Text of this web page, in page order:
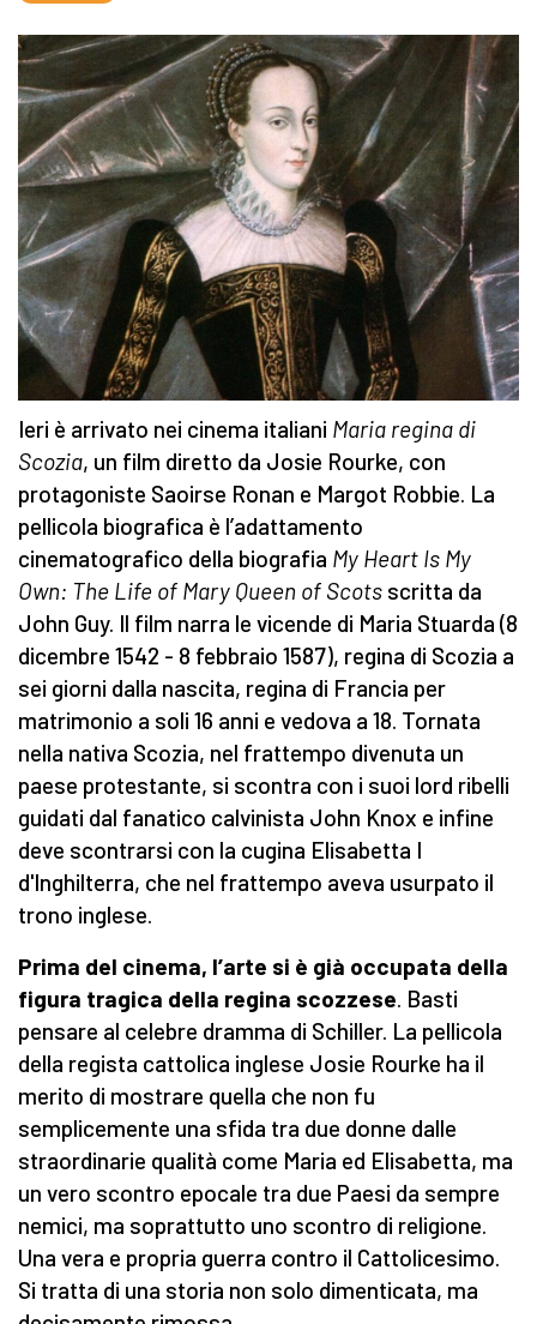
Ieri è arrivato nei cinema italiani Maria regina di
Scozia, un film diretto da Josie Rourke, con
protagoniste Saoirse Ronan e Margot Robbie. La
pellicola biografica è l’adattamento
cinematografico della biografia My Heart Is My
Own: The Life of Mary Queen of Scots scritta da
John Guy. Il film narra le vicende di Maria Stuarda (8
dicembre 1542 - 8 febbraio 1587), regina di Scozia a
sei giorni dalla nascita, regina di Francia per
matrimonio a soli 16 anni e vedova a 18. Tornata
nella nativa Scozia, nel frattempo divenuta un
paese protestante, si scontra con i suoi lord ribelli
guidati dal fanatico calvinista John Knox e infine
deve scontrarsi con la cugina Elisabetta I
d'Inghilterra, che nel frattempo aveva usurpato il
trono inglese.
Prima del cinema, l’arte si è già occupata della
figura tragica della regina scozzese. Basti
pensare al celebre dramma di Schiller. La pellicola
della regista cattolica inglese Josie Rourke ha il
merito di mostrare quella che non fu
semplicemente una sfida tra due donne dalle
straordinarie qualità come Maria ed Elisabetta, ma
un vero scontro epocale tra due Paesi da sempre
nemici, ma soprattutto uno scontro di religione.
Una vera e propria guerra contro il Cattolicesimo.
Si tratta di una storia non solo dimenticata, ma